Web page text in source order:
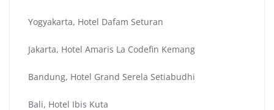
Yogyakarta, Hotel Dafam Seturan
Jakarta, Hotel Amaris La Codefin Kemang
Bandung, Hotel Grand Serela Setiabudhi
Bali, Hotel Ibis Kuta